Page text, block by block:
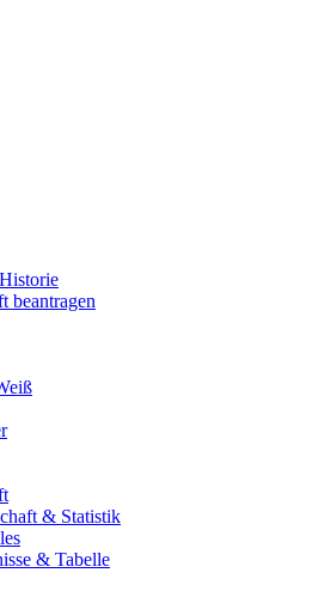
beantragen
& Statistik
& Tabelle